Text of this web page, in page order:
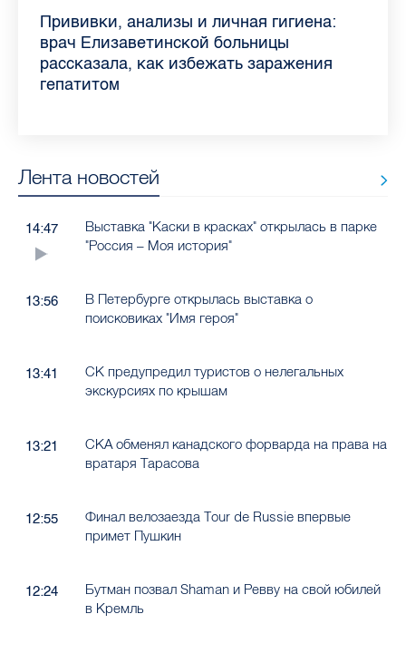
Piter.TV находится в ТОП-10 рейтинга
самых цитируемых СМИ Петербурга и
Ленобласти во II квартале 2026 года
Прививки, анализы и личная гигиена:
врач Елизаветинской больницы
рассказала, как избежать заражения
гепатитом
Как обезопасить ребенка летом: советы
педиатра для родителей
Проходные баллы в вузах СПб — 2026:
где самый высокий и самый низкий
конкурс
Врач назвала неожиданные причины
воспаления ахиллова сухожилия летом
Декрет без потери дохода: эксперт
рассказала о возможностях для
работающих родителей
Что такое рассеянный склероз: невролог
Елизаветинской больницы ответила на
главные вопросы о заболевании
Бамбл с вишней и лимонад с имбирем:
какие напитки можно приготовить дома
в жару
Лента новостей
14:47
Выставка "Каски в красках" открылась в парке
"Россия – Моя история"
13:56
В Петербурге открылась выставка о
поисковиках "Имя героя"
13:41
СК предупредил туристов о нелегальных
экскурсиях по крышам
13:21
СКА обменял канадского форварда на права на
вратаря Тарасова
12:55
Финал велозаезда Tour de Russie впервые
примет Пушкин
12:24
Бутман позвал Shaman и Ревву на свой юбилей
в Кремль